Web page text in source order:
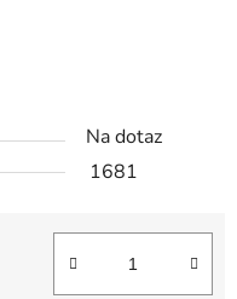
Na dotaz
1681